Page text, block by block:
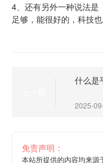
4、还有另外一种说法是
足够，能很好的，科技
什么是
2025-
免责声明：
本站所提供的内容均来源